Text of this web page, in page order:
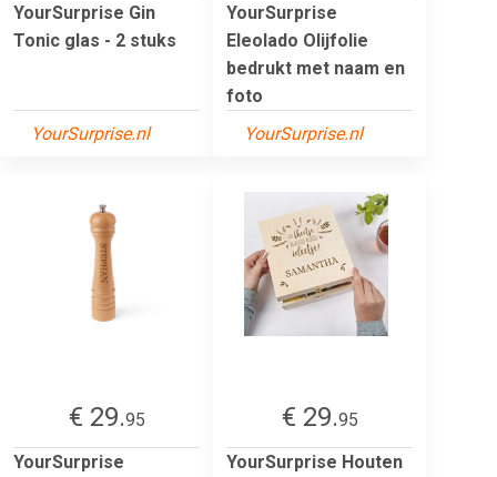
YourSurprise Gin
Tonic glas - 2 stuks
YourSurprise.nl
YourSurprise
Eleolado Olijfolie
bedrukt met naam en
foto
YourSurprise.nl
€ 29.95
YourSurprise
€ 29.95
YourSurprise Houten